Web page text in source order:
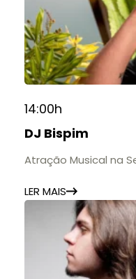
14:00h
DJ Bispim
Atração Musical na
LER MAIS